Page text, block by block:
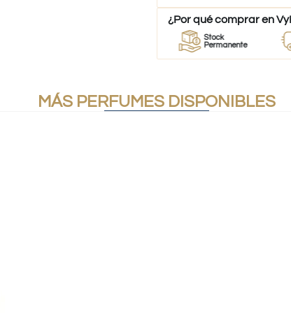
¿Por qué comprar en
Stock
Permanente
a
MÁS PERFUMES DISPONIBLES